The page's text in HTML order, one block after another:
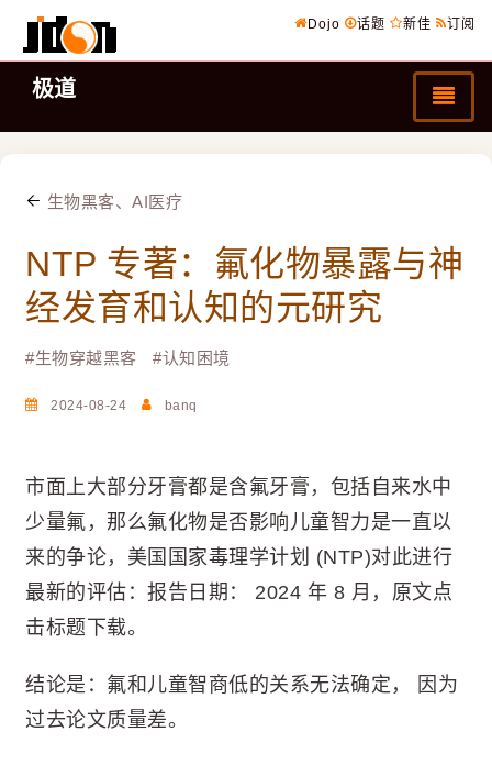
Dojo 话题 新佳 订阅
极道
生物黑客、AI医疗
NTP 专著：氟化物暴露与神
经发育和认知的元研究
#生物穿越黑客 #认知困境
2024-08-24 banq
市面上大部分牙膏都是含氟牙膏，包括自来水中
少量氟，那么氟化物是否影响儿童智力是一直以
来的争论，美国国家毒理学计划 (NTP)对此进行
最新的评估：报告日期： 2024 年 8 月，原文点
击标题下载。
结论是：氟和儿童智商低的关系无法确定， 因为
过去论文质量差。